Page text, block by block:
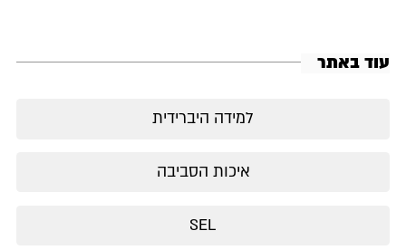
עוד באתר
למידה היברידית
איכות הסביבה
SEL